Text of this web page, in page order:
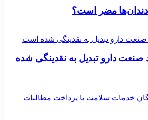
دندان‌ها مضر است؟
سود صنعت دارو تبدیل به نقدینگی شده